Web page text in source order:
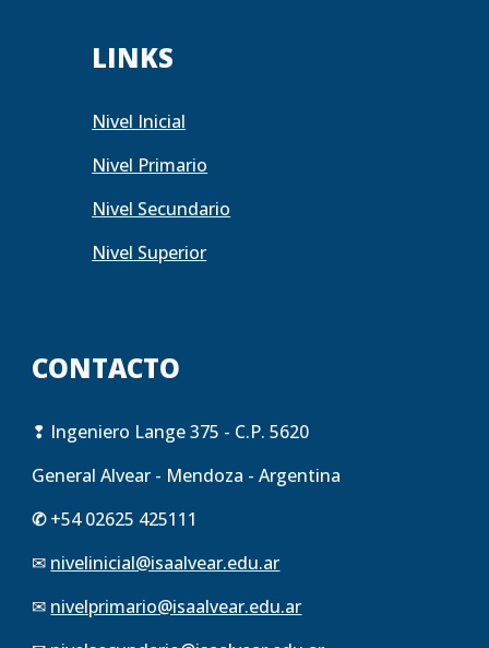
LINKS
Nivel Inicial
Nivel Primario
Nivel Secundario
Nivel Superior
CONTACTO
❢ Ingeniero Lange 375 - C.P. 5620
General Alvear - Mendoza - Argentina
✆+54 02625 425111
✉ nivelinicial@isaalvear.edu.ar
✉ nivelprimario@isaalvear.edu.ar